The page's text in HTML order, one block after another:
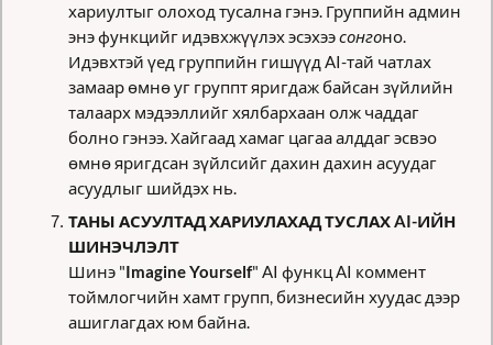
хариултыг олоход тусална гэнэ. Группийн админ
энэ функцийг идэвхжүүлэх эсэхээ сонгоно.
Идэвхтэй үед группийн гишүүд AI-тай чатлах
замаар өмнө уг группт яригдаж байсан зүйлийн
талаарх мэдээллийг хялбархаан олж чаддаг
болно гэнээ. Хайгаад хамаг цагаа алддаг эсвэо
өмнө яригдсан зүйлсийг дахин дахин асуудаг
асуудлыг шийдэх нь.
ТАНЫ АСУУЛТАД ХАРИУЛАХАД ТУСЛАХ AI-ИЙН
ШИНЭЧЛЭЛТ
Шинэ "Imagine Yourself" AI функц AI коммент
тоймлогчийн хамт групп, бизнесийн хуудас дээр
ашиглагдах юм байна.